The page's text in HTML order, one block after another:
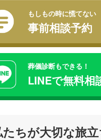
もしもの時に慌てない
事前相談予約
葬儀診断もできる！
LINEで無料相
たちが大切な旅